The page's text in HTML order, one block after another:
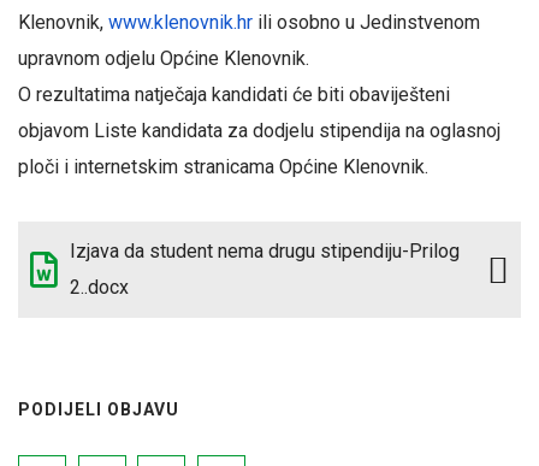
Klenovnik, www.klenovnik.hr ili osobno u Jedinstvenom
upravnom odjelu Općine Klenovnik.
O rezultatima natječaja kandidati će biti obaviješteni
objavom Liste kandidata za dodjelu stipendija na oglasnoj
ploči i internetskim stranicama Općine Klenovnik.
Izjava da student nema drugu stipendiju-Prilog
2..docx
PODIJELI OBJAVU